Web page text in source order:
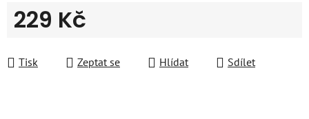
229 Kč
Tisk
Zeptat se Hlídat Sdílet